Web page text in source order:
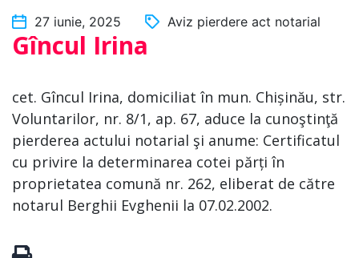
27 iunie, 2025 Aviz pierdere act notarial
Gîncul Irina
cet. Gîncul Irina, domiciliat în mun. Chișinău, str.
Voluntarilor, nr. 8/1, ap. 67, aduce la cunoştinţă
pierderea actului notarial şi anume: Certificatul
cu privire la determinarea cotei părți în
proprietatea comună nr. 262, eliberat de către
notarul Berghii Evghenii la 07.02.2002.